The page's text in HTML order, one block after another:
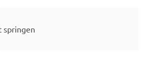
springen